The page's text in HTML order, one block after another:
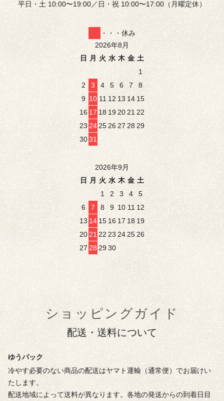
平日・土 10:00〜19:00／日・祝 10:00〜17:00（月曜定休）
・・・休み
2026年8月
日
月 火 水 木 金 土
1
2
3 4 5 6 7
8
9 10 11 12 13 14 15
16 17 18 192021 22
23 24 2526 27 2829
3031
2026年9月
日
月 火 水 木 金 土
1
2 3 4
5
6
7 8 9 10 11 12
13 14 15 16 17 18 19
20 21 22 23 242526
27 28 2930
ショッピングガイド
配送・送料について
ゆうパック
冷やす必要のない商品の配送はヤマト運輸（通常便）でお届けい
たします。
配送地域によって送料が異なります。各地の発送からの到着日目